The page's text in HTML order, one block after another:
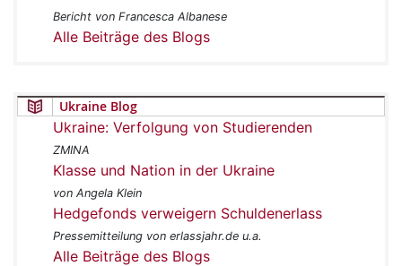
Bericht von Francesca Albanese
Alle Beiträge des Blogs
Ukraine Blog
Ukraine: Verfolgung von Studierenden
ZMINA
Klasse und Nation in der Ukraine
von Angela Klein
Hedgefonds verweigern Schuldenerlass
Pressemitteilung von erlassjahr.de u.a.
Alle Beiträge des Blogs